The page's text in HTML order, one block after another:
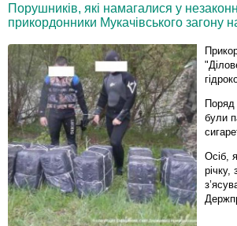
Порушників, які намагалися у
прикордонники Мукачівського загону
Поряд
були
Осіб,
річку,